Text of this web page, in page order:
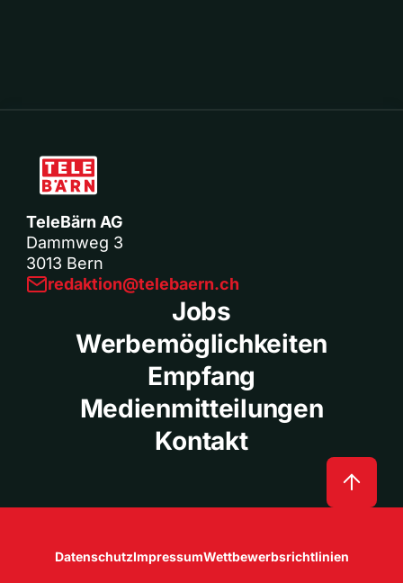
TeleBärn AG
Dammweg 3
3013 Bern
redaktion@telebaern.ch
Jobs
Werbemöglichkeiten
Empfang
Medienmitteilungen
Kontakt
DatenschutzImpressumWettbewerbsrichtlinien